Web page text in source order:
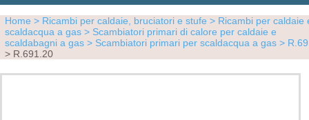
Home > Ricambi per caldaie, bruciatori e stufe > Ricambi per caldaie
scaldacqua a gas > Scambiatori primari di calore per caldaie e
scaldabagni a gas > Scambiatori primari per scaldacqua a gas >
> R.691.20